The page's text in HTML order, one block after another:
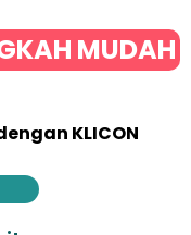
MUDAH
KLICON